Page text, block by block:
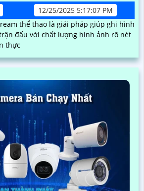
12/25/2025 5:17:07 PM
thể thao là giải pháp giúp ghi hình
đấu với chất lượng hình ảnh rõ nét
thực